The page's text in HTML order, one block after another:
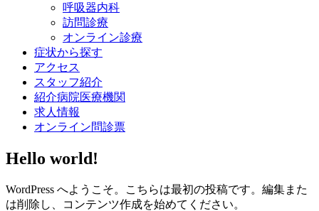
呼吸器内科
訪問診療
オンライン診療
症状から探す
アクセス
スタッフ紹介
紹介病院医療機関
求人情報
オンライン問診票
Hello world!
WordPress へようこそ。こちらは最初の投稿です。編集また
は削除し、コンテンツ作成を始めてください。